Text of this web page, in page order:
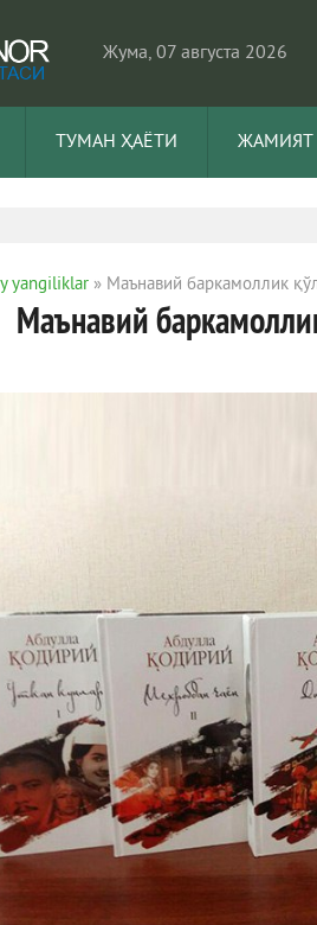
Жума, 07 августа 2026
ТУМАН ҲАЁТИ ЖАМИЯТ
yangiliklar » Маънавий баркамоллик
Маънавий